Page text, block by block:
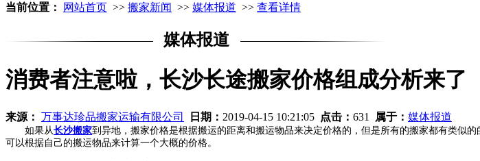
当前位置： 网站首页 >> 搬家新闻 >> 媒体报道 >> 查看详情
媒体报道
消费者注意啦，长沙长途搬家价格组成分析来了
来源： 万事达珍品搬家运输有限公司 日期： 2019-04-15 10:21:05 点击： 631 属于： 媒体报道
如果从长沙搬家到异地，搬家价格是根据搬运的距离和搬运物品来决定价格的，但是所有的搬家都有类似
可以根据自己的搬运物品来计算一个大概的价格。